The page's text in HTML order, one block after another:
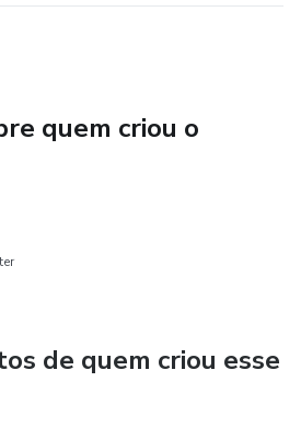
sintam valorizados e
10 maneiras práticas, você
quem criou o
de quem criou esse